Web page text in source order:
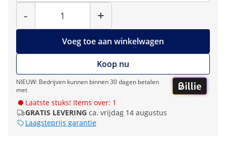
-
Hoeveelheid
+
Voeg toe aan winkelwagen
Koop nu
NIEUW: Bedrijven kunnen binnen 30 dagen betalen
met
Laatste stuks! Items over: 1
GRATIS LEVERING ca. vrijdag 14 augustus
Laagsteprijs garantie